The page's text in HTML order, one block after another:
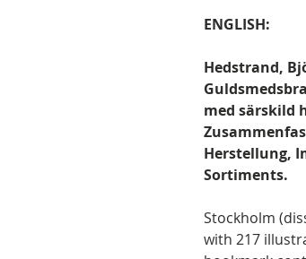
ENGLISH:
Hedstrand,
med särskild
Herstellung,
Sortiments.
Stockholm
with 217